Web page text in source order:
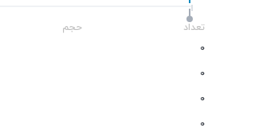
تعداد حجم
0
0
0
0